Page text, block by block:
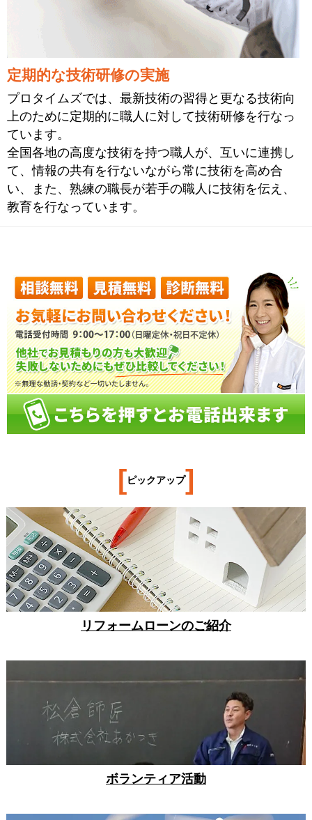
定期的な技術研修の実施
プロタイムズでは、最新技術の習得と更なる技術向
上のために定期的に職人に対して技術研修を行なっ
ています。
全国各地の高度な技術を持つ職人が、互いに連携し
て、情報の共有を行ないながら常に技術を高め合
い、また、熟練の職長が若手の職人に技術を伝え、
教育を行なっています。
[ピックアップ]
リフォームローンのご紹介
ボランティア活動